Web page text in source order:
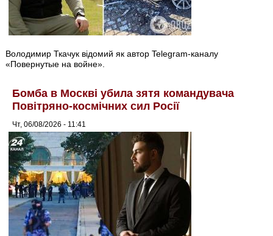
Володимир Ткачук відомий як автор Telegram-каналу
«Повернутые на войне».
Бомба в Москві убила зятя командувача
Повітряно-космічних сил Росії
Чт, 06/08/2026 - 11:41